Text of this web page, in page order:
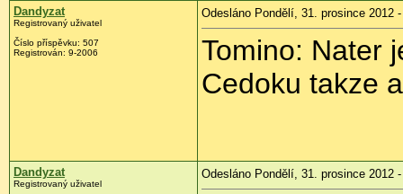
Dandyzat
Registrovaný uživatel
Číslo příspěvku: 507
Registrován: 9-2006
Odesláno Pondělí, 31. prosince 2012
Tomino: Nater
Cedoku takze
Dandyzat
Registrovaný uživatel
Odesláno Pondělí, 31. prosince 2012